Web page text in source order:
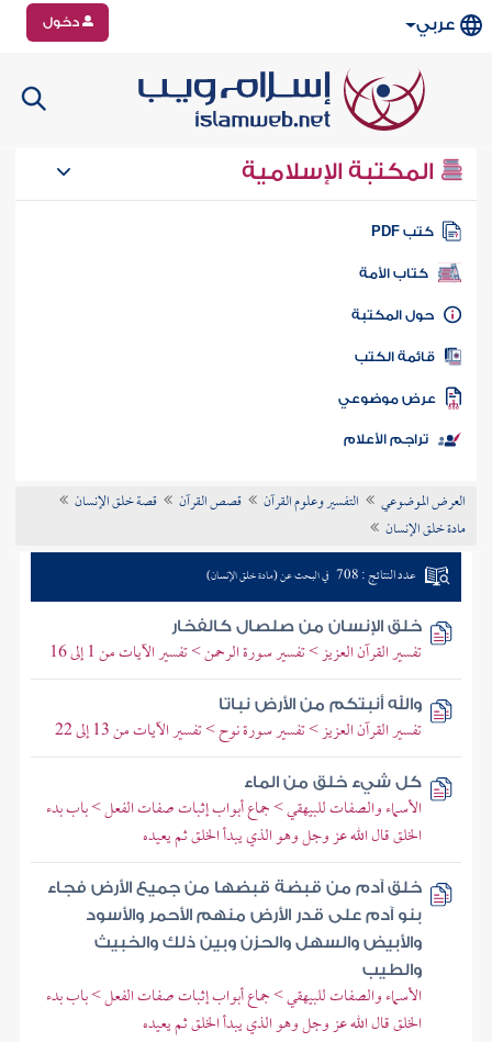
عربي دخول
المكتبة الإسلامية
كتب PDF
كتاب الأمة
المكتبة
الكتب
موضوعي
تراجم الأعلام
العرض الموضوعي التفسير وعلوم القرآن قصص القرآن
قصة خلق الإنسان
مادة خلق الإنسان
عدد النتائج : 708 في البحث عن (مادة خلق الإنسان)
خلق الإنسان من صلصال كالفخار
تفسير القرآن العزيز > تفسير سورة الرحمن > تفسير الآيات من 1 إلى 16
والله أنبتكم من الأرض نباتا
تفسير القرآن العزيز > تفسير سورة نوح > تفسير الآيات من 13 إلى 22
كل شيء خلق من الماء
الأسماء والصفات للبيهقي > جماع أبواب إثبات صفات الفعل > باب بدء
الخلق قال الله عز وجل وهو الذي يبدأ الخلق ثم يعيده
خلق آدم من قبضة قبضها من جميع الأرض فجاء
بنو آدم على قدر الأرض منهم الأحمر والأسود
والأبيض والسهل والحزن وبين ذلك والخبيث
والطيب
الأسماء والصفات للبيهقي > جماع أبواب إثبات صفات الفعل > باب بدء
الخلق قال الله عز وجل وهو الذي يبدأ الخلق ثم يعيده